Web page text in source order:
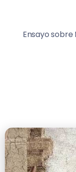
Ensayo sobre